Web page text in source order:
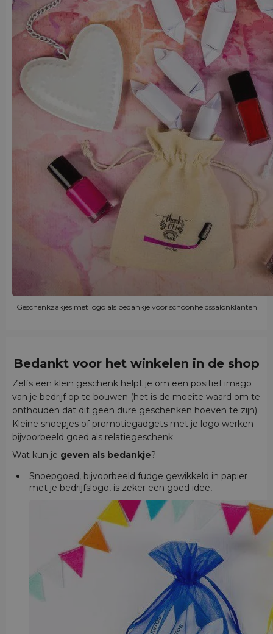
Geschenkzakjes met logo als bedankje voor schoonheidssalonklanten
Bedankt voor het winkelen in de shop
Zelfs een klein geschenk helpt je om een positief imago
van je bedrijf op te bouwen (het is de moeite waard om te
onthouden dat dit geen dure geschenken hoeven te zijn).
Kleine snoepjes of promotiegadgets met je logo werken
bijvoorbeeld goed als relatiegeschenk
Wat kun je geven als bedankje?
Snoepgoed, bijvoorbeeld fudge gewikkeld in papier
met je bedrijfslogo, is zeker een goed idee,